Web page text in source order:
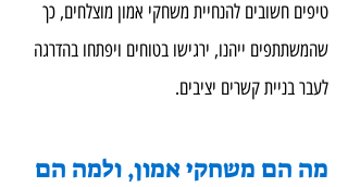
טיפים חשובים להנחיית משחקי אמון מוצלחים, כך
שהמשתתפים ייהנו, ירגישו בטוחים ויפתחו בהדרגה
לעבר בניית קשרים יציבים.
מה הם משחקי אמון, ולמה הם